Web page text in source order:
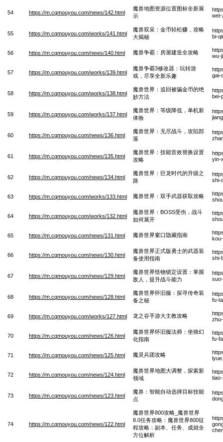
54 https://m.cqmouyou.com/news/142.html
魔兽地图资源位置图标全新展
示
55 https://m.cqmouyou.com/works/141.html
魔兽双采：金币轻松赚，攻略
大揭秘
bi-
56 https://m.cqmouyou.com/news/140.html 魔兽争霸：房屋建造全攻略
wu-
57 https://m.cqmouyou.com/works/139.html
魔兽争霸3修改器：玩转游
戏，尽享全新乐趣
gai-
58 https://m.cqmouyou.com/works/138.html
魔兽世界：追回被骗金币的绝
妙方法
bei-
59 https://m.cqmouyou.com/works/137.html
魔兽世界：等级降低，单机新
体验
60 https://m.cqmouyou.com/news/136.html
魔兽世界：无尽战斗，攻陷部
落
61 https://m.cqmouyou.com/news/135.html
魔兽世界：技能音效替换设置
攻略
yin-
62 https://m.cqmouyou.com/news/134.html
魔兽世界：巨龙时代的升级之
路
shi-
63 https://m.cqmouyou.com/works/133.html 魔兽世界：双手武器获取攻略
64 https://m.cqmouyou.com/works/132.html
魔兽世界：BOSS受伤，战斗
如何展开
65 https://m.cqmouyou.com/news/131.html 魔兽世界窗口隐藏指南
66 https://m.cqmouyou.com/news/130.html
魔兽世界正式版勇士的武器装
备使用指南
shi-
67 https://m.cqmouyou.com/news/129.html
魔兽世界怪物锁定设置：掌握
敌人，提升战斗能力
68 https://m.cqmouyou.com/news/128.html
魔兽世界怀旧服：探寻传奇装
备之秘
fu-
69 https://m.cqmouyou.com/works/127.html 龙之谷手游大主教攻略
70 https://m.cqmouyou.com/news/126.html
魔兽世界怀旧服法师：坐骑幻
化指南
fu-
71 https://m.cqmouyou.com/news/125.html 魔灵兵团攻略
72 https://m.cqmouyou.com/news/124.html
魔兽世界地图大调整，探索新
领域
73 https://m.cqmouyou.com/news/123.html
魔兽：智能自动选择目标技能
点
74 https://m.cqmouyou.com/news/122.html
魔兽世界800攻略_魔兽世界
8.0任务攻略：魔兽世界800征
程攻略：副本、任务、成就全
方位解析